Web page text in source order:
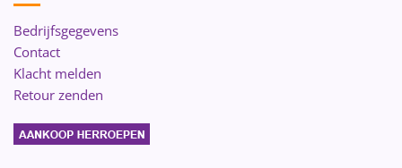
Bedrijfsgegevens
Contact
Klacht melden
Retour zenden